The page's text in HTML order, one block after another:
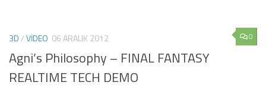
0
3D/VIDEO 06 ARALIK 2012
Agni’s Philosophy – FINAL FANTASY
REALTIME TECH DEMO